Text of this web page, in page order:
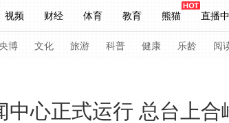
视频 财经 体育 教育 熊猫 直播
央视快评 习式妙语 热解读 天天学习
微视频 主持人 下载央视影音
博 文化 旅游 科普 健康 乐龄 阅
中心正式运行 总台上